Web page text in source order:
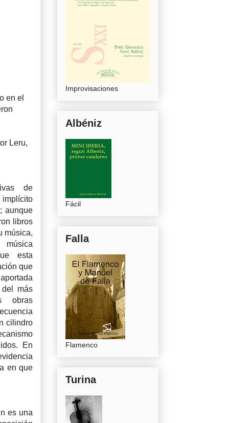
en el
Leru,
de
aunque
libros
música,
esta
que
más
obras
cilindro
En
en que
es una
Improvisaciones
Albéniz
Fácil
Falla
Flamenco
Turina